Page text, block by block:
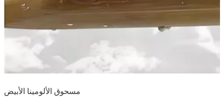
مسحوق الألومينا الأبيض